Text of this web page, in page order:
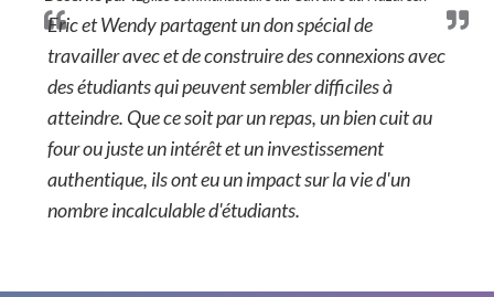
Eric et Wendy partagent un don spécial de
travailler avec et de construire des connexions avec
des étudiants qui peuvent sembler difficiles à
atteindre. Que ce soit par un repas, un bien cuit au
four ou juste un intérêt et un investissement
authentique, ils ont eu un impact sur la vie d'un
nombre incalculable d'étudiants.